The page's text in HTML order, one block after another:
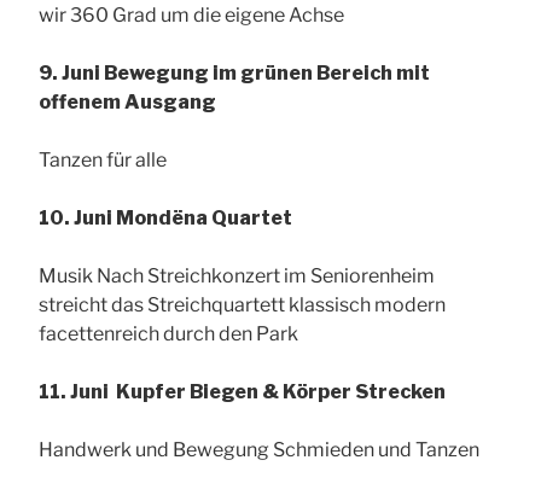
wir 360 Grad um die eigene Achse
9. Juni Bewegung im grünen Bereich mit
offenem Ausgang
Tanzen für alle
10. Juni Mondëna Quartet
Musik Nach Streichkonzert im Seniorenheim
streicht das Streichquartett klassisch modern
facettenreich durch den Park
11. Juni Kupfer Biegen & Körper Strecken
Handwerk und Bewegung Schmieden und Tanzen